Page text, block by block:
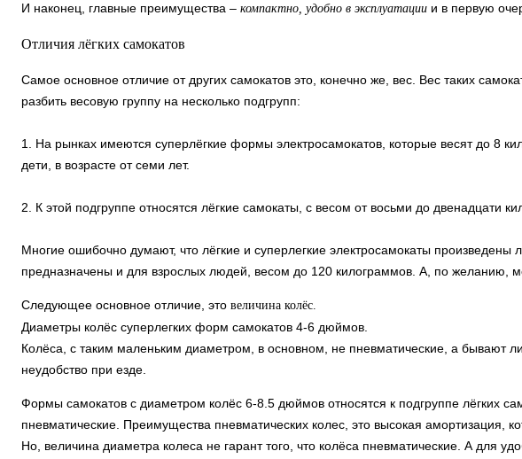
И наконец, главные преимущества – компактно, удобно в эксплуатации и в первую
Отличия лёгких самокатов
Самое основное отличие от других самокатов это, конечно же, вес. Вес таких
разбить весовую группу на несколько подгрупп:
1. На рынках имеются суперлёгкие формы электросамокатов, которые весят до 8
дети, в возрасте от семи лет.
2. К этой подгруппе относятся лёгкие самокаты, с весом от восьми до двенадцати
Многие ошибочно думают, что лёгкие и суперлегкие электросамокаты
предназначены и для взрослых людей, весом до 120 килограммов. А, по желанию,
Следующее основное отличие, это величина колёс.
Диаметры колёс суперлегких форм самокатов 4-6 дюймов.
Колёса, с таким маленьким диаметром, в основном, не пневматические, а бывают
неудобство при езде.
Формы самокатов с диаметром колёс 6-8.5 дюймов относятся к подгруппе лёгких
пневматические. Преимущества пневматических колес, это высокая амортизация,
Но, величина диаметра колеса не гарант того, что колёса пневматические. А для